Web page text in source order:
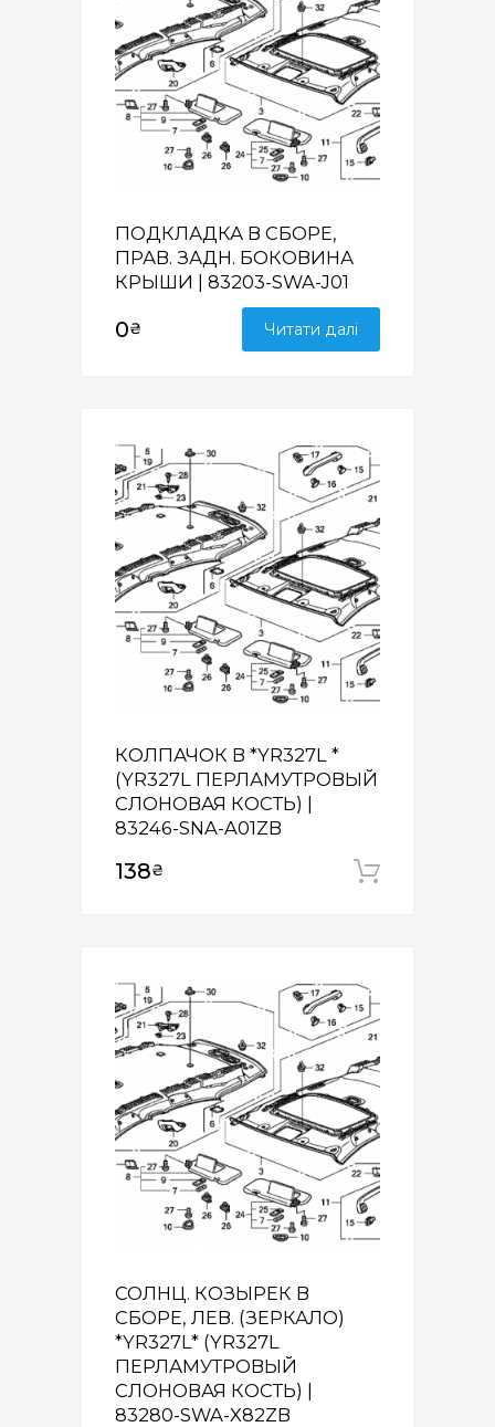
ПОДКЛАДКА В СБОРЕ,
ПРАВ. ЗАДН. БОКОВИНА
КРЫШИ | 83203-SWA-J01
0₴ Читати далі
КОЛПАЧОК B *YR327L *
(YR327L ПЕРЛАМУТРОВЫЙ
СЛОНОВАЯ КОСТЬ) |
83246-SNA-A01ZB
138₴
СОЛНЦ. КОЗЫРЕК В
СБОРЕ, ЛЕВ. (ЗЕРКАЛО)
*YR327L* (YR327L
ПЕРЛАМУТРОВЫЙ
СЛОНОВАЯ КОСТЬ) |
83280-SWA-X82ZB